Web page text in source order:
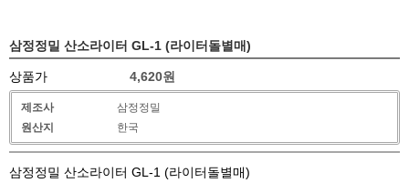
삼정정밀 산소라이터 GL-1 (라이터돌별매)
상품가 4,620원
제조사
삼정정밀
원산지
한국
삼정정밀 산소라이터 GL-1 (라이터돌별매)